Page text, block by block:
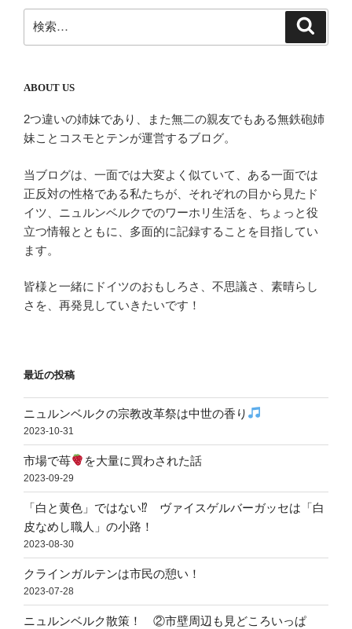
ョ
ン
索:
ABOUT US
2つ違いの姉妹であり、また無二の親友でもある無鉄砲姉
妹ことコスモとテンが運営するブログ。
当ブログは、一面では大変よく似ていて、ある一面では
正反対の性格である私たちが、それぞれの目から見たド
イツ、ニュルンベルクでのワーホリ生活を、ちょっと役
立つ情報とともに、多面的に記録することを目指してい
ます。
皆様と一緒にドイツのおもしろさ、不思議さ、素晴らし
さを、再発見していきたいです！
最近の投稿
ニュルンベルクの宗教改革祭は中世の香り
2023-10-31
市場で苺 を大量に買わされた話
2023-09-29
「白と黄色」ではない⁉ ヴァイスゲルバーガッセは「白
皮なめし職人」の小路！
2023-08-30
クラインガルテンは市民の憩い！
2023-07-28
ニュルンベルク散策！ ②市壁周辺も見どころいっぱ